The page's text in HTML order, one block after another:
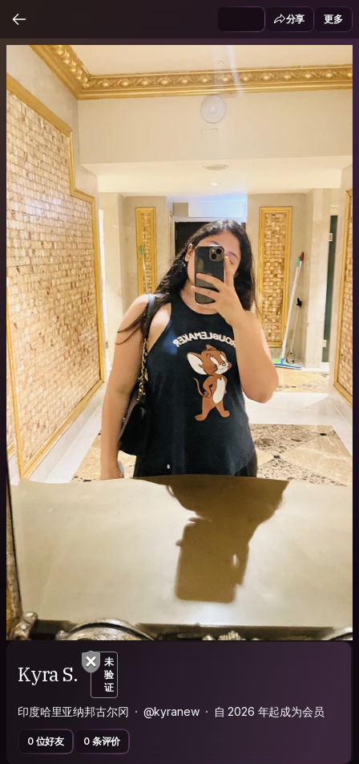
分享 更多
Kyra S.
未
验
证
印度哈里亚纳邦古尔冈 @kyranew 自 2026 年起成为会员
0 位好友 0 条评价